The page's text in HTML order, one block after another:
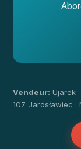
Vendeur: Ujarek
107 Jarosławiec ·